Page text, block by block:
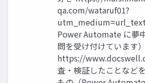
qa.com/wataruf01?
Power Automate に夢
問を受け付けています
https://
査・検証したことなど